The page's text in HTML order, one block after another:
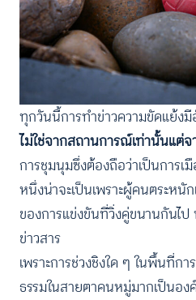
ทุกวันนี้การทำข่าวความขัดแย้ง
ไม่ใช่จากสถานการณ์เท่านั้นแต่จ
การชุมนุมซึ่งต้องถือว่าเป็นการ
หนึ่งน่าจะเป็นเพราะผู้คนตระห
ของการแข่งขันที่วิ่งคู่ขนานกันไ
ข่าวสาร
เพราะการช่วงชิงใด ๆ ในพื้นที่ก
ธรรมในสายตาคนหมู่มากเป็นอ